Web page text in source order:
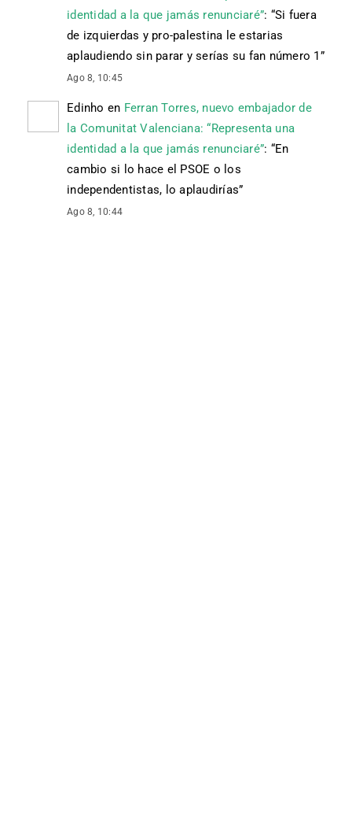
identidad a la que jamás renunciaré”: “Si fuera
de izquierdas y pro-palestina le estarias
aplaudiendo sin parar y serías su fan número 1”
Ago 8, 10:45
Edinho en Ferran Torres, nuevo embajador de
la Comunitat Valenciana: “Representa una
identidad a la que jamás renunciaré”: “En
cambio si lo hace el PSOE o los
independentistas, lo aplaudirías”
Ago 8, 10:44